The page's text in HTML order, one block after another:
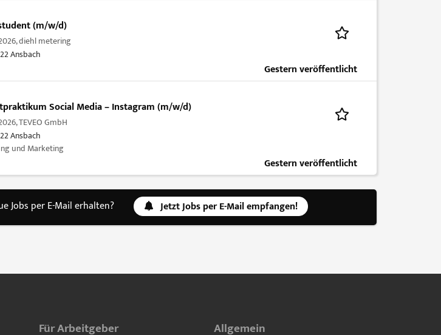
(m/w/d)
diehl metering
Ansbach
Gestern veröffentlicht
Social Media – Instagram (m/w/d)
TEVEO GmbH
Ansbach
und Marketing
Gestern veröffentlicht
Jobs per E-Mail erhalten? Jetzt Jobs per E-Mail empfangen!
Für Arbeitgeber Allgemein